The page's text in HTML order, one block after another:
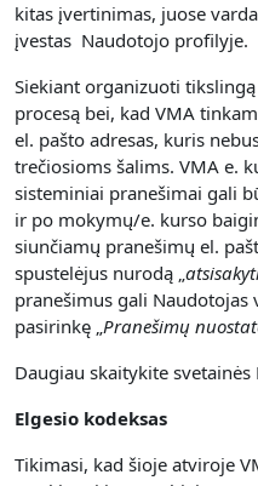
kitas įvertinimas, juose
įvestas Naudotojo profilyje.
Siekiant organizuoti
procesą bei, kad VMA
el. pašto adresas, kuris
trečiosioms šalims. VMA e.
sisteminiai pranešimai gali
ir po mokymų/e. kurso
siunčiamų pranešimų el.
spustelėjus nurodą „
pranešimus gali
pasirinkę „Pranešimų
Daugiau skaitykite
Elgesio kodeksas
Tikimasi, kad šioje atviroje